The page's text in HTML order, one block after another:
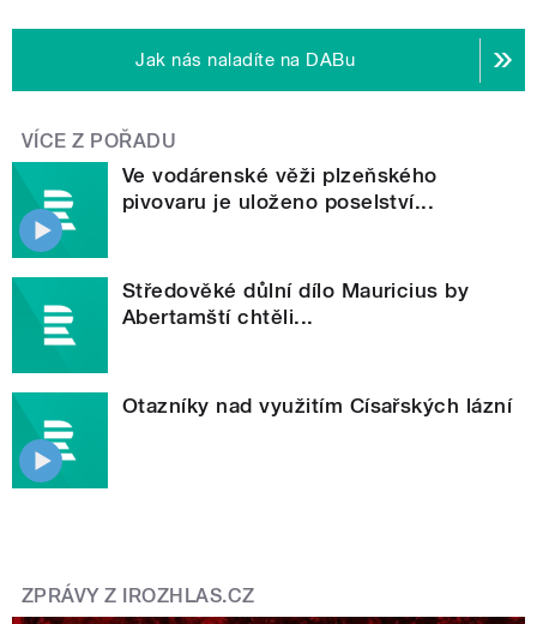
Jak nás naladíte na DABu
VÍCE Z POŘADU
Ve vodárenské věži plzeňského
pivovaru je uloženo poselství...
Středověké důlní dílo Mauricius by
Abertamští chtěli...
Otazníky nad využitím Císařských lázní
ZPRÁVY Z IROZHLAS.CZ